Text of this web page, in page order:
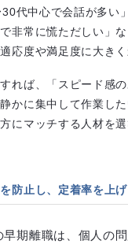
代中心で会話が多い
非常に慌ただしい」な
応度や満足度に大きく
れば、「スピード感
かに集中して作業した
にマッチする人材を
防止し、定着率を上
早期離職は、個人の